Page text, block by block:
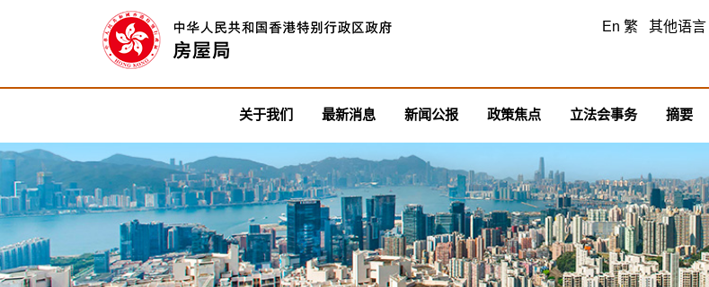
En 繁 其他语言
关于我们 最新消息 新闻公报 政策焦点 立法会事务 摘要